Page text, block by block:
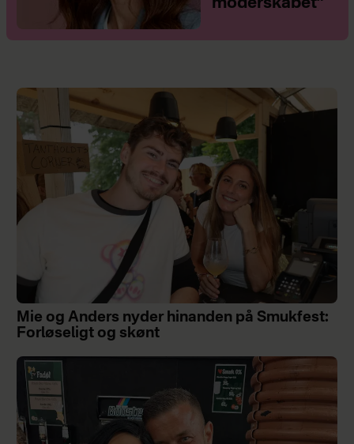
moderskabet”
Mie og Anders nyder hinanden på Smukfest:
Forløseligt og skønt